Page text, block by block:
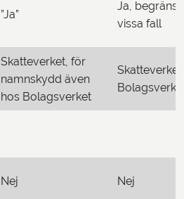
”Ja”
Ja,
vissa fall
Skatteverket, för
namnskydd även
hos Bolagsverket
Nej Nej